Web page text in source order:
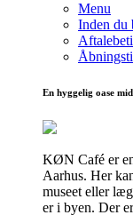
Menu
Inden du
En hyggelig oase
KØN Café er
Aarhus. Her
museet eller
er i byen. Der